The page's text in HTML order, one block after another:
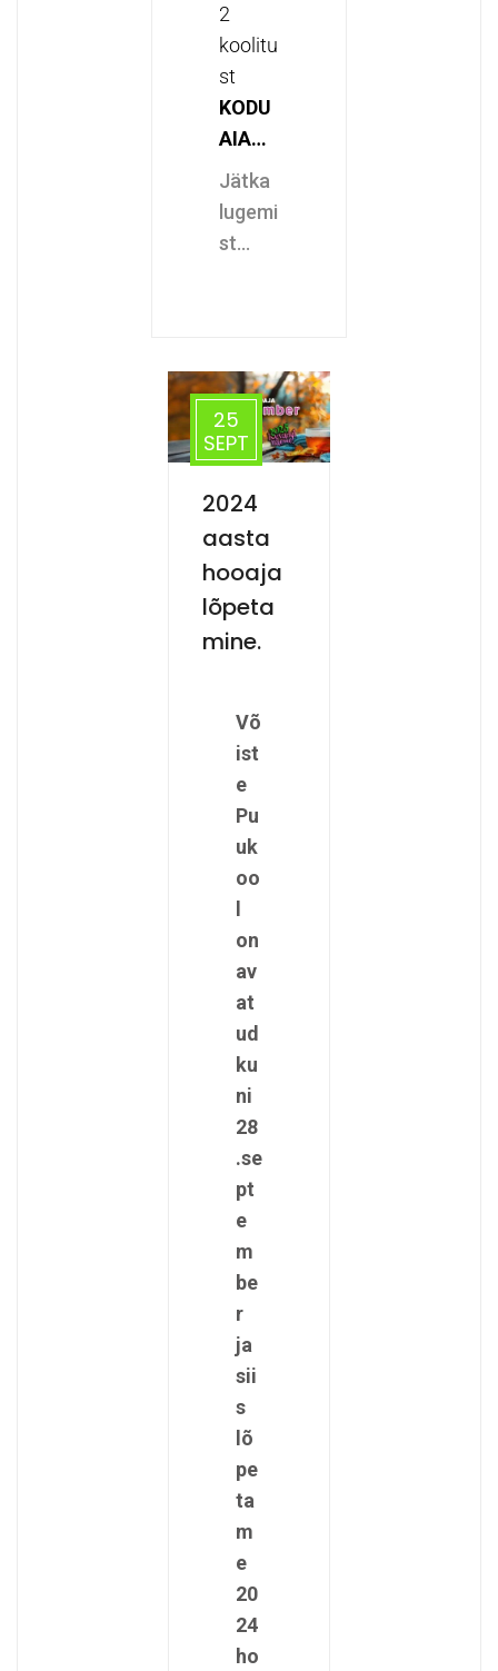
2
koolitu
st
KODU
AIA…
Jätka
lugemi
st...
25
SEPT
2024
aasta
hooaja
lõpeta
mine.
Võ
ist
e
Pu
uk
oo
on
av
at
ud
ku
ni
28
.se
pt
e
m
be
r
ja
sii
s
lõ
pe
ta
m
e
20
24
ho